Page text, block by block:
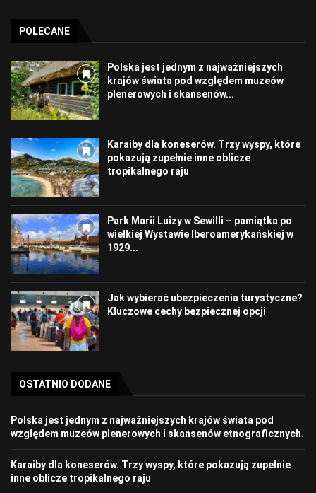
POLECANE
Polska jest jednym z najważniejszych
krajów świata pod względem muzeów
plenerowych i skansenów...
Karaiby dla koneserów. Trzy wyspy, które
pokazują zupełnie inne oblicze
tropikalnego raju
Park Marii Luizy w Sewilli – pamiątka po
wielkiej Wystawie Iberoamerykańskiej w
1929...
Jak wybierać ubezpieczenia turystyczne?
Kluczowe cechy bezpiecznej opcji
OSTATNIO DODANE
Polska jest jednym z najważniejszych krajów świata pod
względem muzeów plenerowych i skansenów etnograficznych.
Karaiby dla koneserów. Trzy wyspy, które pokazują zupełnie
inne oblicze tropikalnego raju